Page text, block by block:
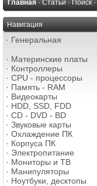
Главная · Статьи · Поиск ·
Навигация
· Генеральная
· Материнские платы
· Контроллеры
· CPU - процессоры
· Память - RAM
· Видеокарты
· HDD, SSD, FDD
· CD - DVD - BD
· Звуковые карты
· Охлаждение ПК
· Корпуса ПК
· Электропитание
· Мониторы и ТВ
· Манипуляторы
· Ноутбуки, десктопы